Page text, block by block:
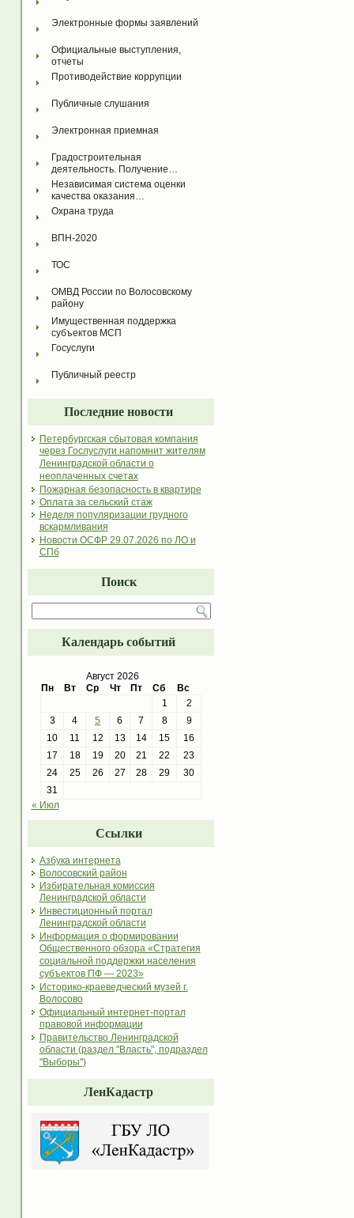
Электронные формы заявлений
Официальные выступления,
отчеты
Противодействие коррупции
Публичные слушания
Электронная приемная
Градостроительная
деятельность. Получение…
Независимая система оценки
качества оказания…
Охрана труда
ВПН-2020
ТОС
ОМВД России по Волосовскому
району
Имущественная поддержка
субъектов МСП
Госуслуги
Публичный реестр
Последние новости
Петербургская сбытовая компания
через Гослуслуги напомнит жителям
Ленинградской области о
неоплаченных счетах
Пожарная безопасность в квартире
Оплата за сельский стаж
Неделя популяризации грудного
вскармливания
Новости ОСФР 29.07.2026 по ЛО и
СПб
Поиск
Календарь событий
Август 2026
Пн
Вт Ср Чт Пт Сб
Вс
1
2
3
4 5 6 7 8
9
10
11 12 13 14 15
16
17
18 19 20 21 22
23
24
25 26 27 28 29
30
31
« Июл
Ссылки
Азбука интернета
Волосовский район
Избирательная комиссия
Ленинградской области
Инвестиционный портал
Ленинградской области
Информация о формировании
Общественного обзора «Стратегия
социальной поддержки населения
субъектов ПФ — 2023»
Историко-краеведческий музей г.
Волосово
Официальный интернет-портал
правовой информации
Правительство Ленинградской
области (раздел "Власть", подраздел
"Выборы")
ЛенКадастр